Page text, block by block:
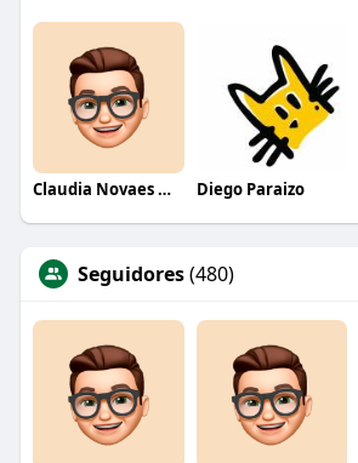
Claudia Novaes Novaes Diego Paraizo
Seguidores(480)